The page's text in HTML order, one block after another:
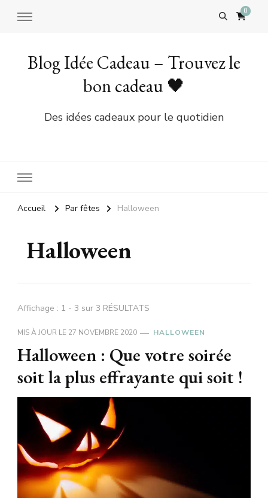
0
Blog Idée Cadeau – Trouvez le
bon cadeau 🖤
Des idées cadeaux pour le quotidien
Accueil Par fêtes Halloween
Halloween
Affichage : 1 - 3 sur 3 RÉSULTATS
MIS À JOUR LE 27 NOVEMBRE 2020 HALLOWEEN
Halloween : Que votre soirée
soit la plus effrayante qui soit !